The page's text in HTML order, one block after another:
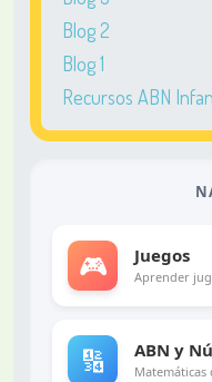
Blog 2
Blog 1
Recursos ABN
🎮 Juegos
Aprender
🔢 ABN y